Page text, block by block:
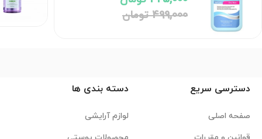
499,000 تومان
دسترسی سریع
صفحه اصلی
دسته بندی ها
لوازم آرایشی